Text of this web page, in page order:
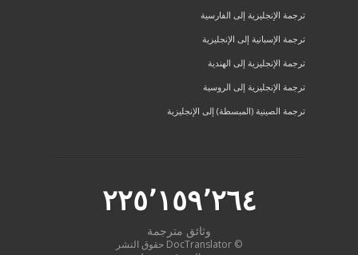
ترجمة الإنجليزية إلى الفارسية
ترجمة الإسبانية إلى الإنجليزية
ترجمة الإنجليزية إلى الهندية
ترجمة الإنجليزية إلى الروسية
ترجمة الصينية (المبسطة) إلى الإنجليزية
٢٢٥٬١٥٩٬٢٦٤
وثائق مترجمة
© DocTranslator حقوق النشر